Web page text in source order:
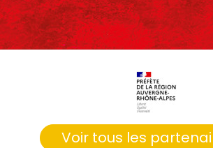
Voir tous les